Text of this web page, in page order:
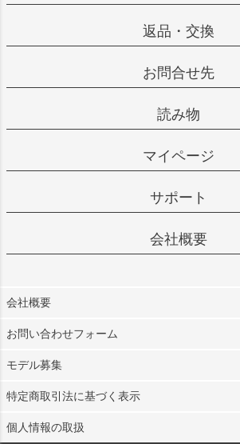
返品・交換
お問合せ先
読み物
マイページ
サポート
会社概要
会社概要
お問い合わせフォーム
モデル募集
特定商取引法に基づく表示
個人情報の取扱